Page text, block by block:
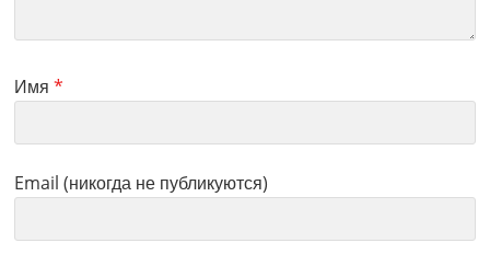
Имя *
Email (никогда не публикуются)